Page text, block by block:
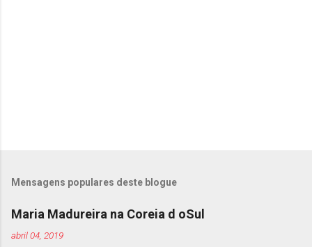
Mensagens populares deste blogue
Maria Madureira na Coreia d oSul
abril 04, 2019